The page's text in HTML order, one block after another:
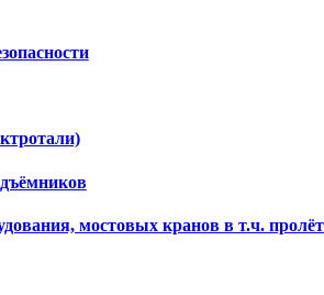
мостовых кранов в т.ч.